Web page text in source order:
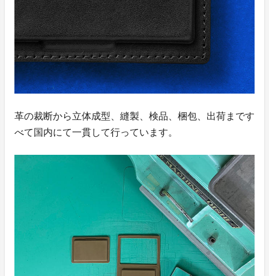
革の裁断から立体成型、縫製、検品、梱包、出荷まです
べて国内にて一貫して行っています。